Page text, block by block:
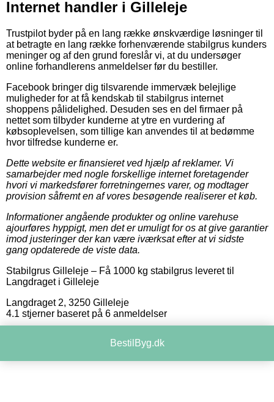
Internet handler i Gilleleje
Trustpilot byder på en lang række ønskværdige løsninger til
at betragte en lang række forhenværende stabilgrus kunders
meninger og af den grund foreslår vi, at du undersøger
online forhandlerens anmeldelser før du bestiller.
Facebook bringer dig tilsvarende immervæk belejlige
muligheder for at få kendskab til stabilgrus internet
shoppens pålidelighed. Desuden ses en del firmaer på
nettet som tilbyder kunderne at ytre en vurdering af
købsoplevelsen, som tillige kan anvendes til at bedømme
hvor tilfredse kunderne er.
Dette website er finansieret ved hjælp af reklamer. Vi
samarbejder med nogle forskellige internet foretagender
hvori vi markedsfører forretningernes varer, og modtager
provision såfremt en af vores besøgende realiserer et køb.
Informationer angående produkter og online varehuse
ajourføres hyppigt, men det er umuligt for os at give garantier
imod justeringer der kan være iværksat efter at vi sidste
gang opdaterede de viste data.
Stabilgrus Gilleleje – Få 1000 kg stabilgrus leveret til
Langdraget i Gilleleje
Langdraget 2, 3250 Gilleleje
4.1 stjerner baseret på 6 anmeldelser
BestilByg.dk